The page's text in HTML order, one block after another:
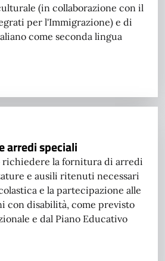
(in collaborazione con il
per l'Immigrazione) e di
come seconda lingua
arredi speciali
richiedere la fornitura di arredi
e ausili ritenuti necessari
e la partecipazione alle
con disabilità, come previsto
e dal Piano Educativo